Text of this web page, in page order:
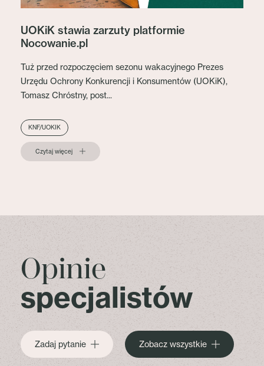
UOKiK stawia zarzuty platformie
Nocowanie.pl
Tuż przed rozpoczęciem sezonu wakacyjnego Prezes
Urzędu Ochrony Konkurencji i Konsumentów (UOKiK),
Tomasz Chróstny, post...
KNF/UOKIK
Czytaj więcej
Opinie
specjalistów
Zadaj pytanie Zobacz wszystkie